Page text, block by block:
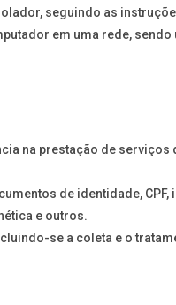
seguindo as
em uma rede,
na prestação de
de identidade,
e outros.
se a coleta e o